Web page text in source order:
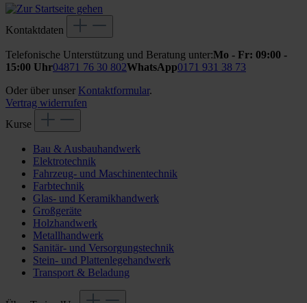
Kontaktdaten
Telefonische Unterstützung und Beratung unter:Mo - Fr: 09:00 -
15:00 Uhr04871 76 30 802WhatsApp0171 931 38 73
Oder über unser Kontaktformular.
Vertrag widerrufen
Kurse
Bau & Ausbauhandwerk
Elektrotechnik
Fahrzeug- und Maschinentechnik
Farbtechnik
Glas- und Keramikhandwerk
Großgeräte
Holzhandwerk
Metallhandwerk
Sanitär- und Versorgungstechnik
Stein- und Plattenlegehandwerk
Transport & Beladung